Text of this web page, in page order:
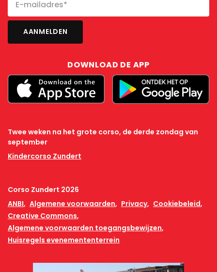
DOWNLOAD DE APP
Twee weken na het grote corso, de derde zondag van
september
Kindercorso Zundert
Corso Zundert 2026
ANBI
Algemene voorwaarden Privacy
Cookiebeleid
Creative Commons
Algemene voorwaarden toegangsbewijzen
Huisregels evenemententerrein